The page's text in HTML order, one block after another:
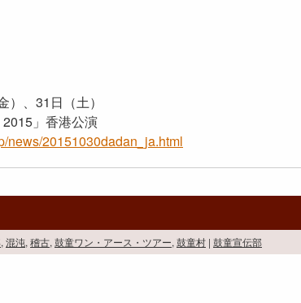
、31日（土）
」香港公演
news/20151030dadan_ja.html
, 混沌, 稽古, 鼓童ワン・アース・ツアー, 鼓童村 | 鼓童宣伝部